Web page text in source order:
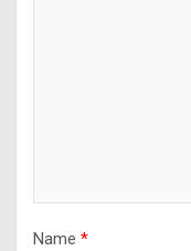
Name *